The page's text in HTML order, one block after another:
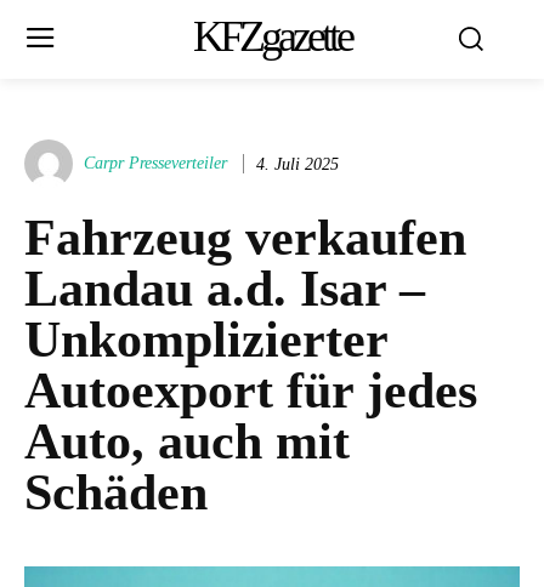
KFZgazette
Carpr Presseverteiler 4. Juli 2025
Fahrzeug verkaufen
Landau a.d. Isar –
Unkomplizierter
Autoexport für jedes
Auto, auch mit
Schäden